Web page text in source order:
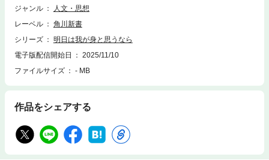
ジャンル
人文・思想
レーベル
角川新書
シリーズ
明日は我が身と思うなら
電子版配信開始日
2025/11/10
ファイルサイズ
- MB
作品をシェアする